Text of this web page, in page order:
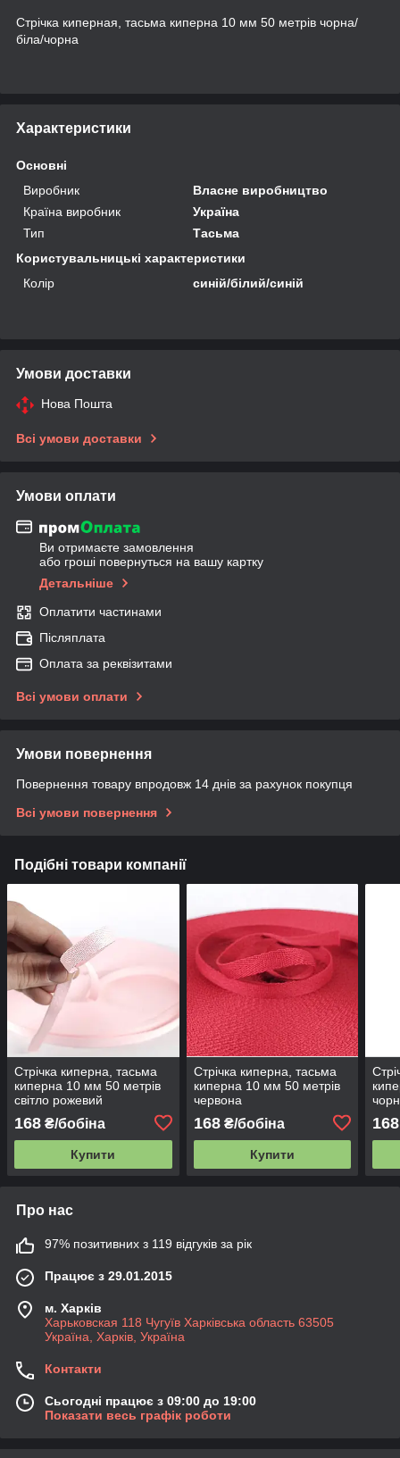
Стрічка киперная, тасьма киперна 10 мм 50 метрів чорна/
біла/чорна
Характеристики
Основні
Виробник
Власне виробництво
Країна виробник
Україна
Тип
Тасьма
Користувальницькі характеристики
Колір
синій/білий/синій
Умови доставки
Нова Пошта
Всі умови доставки
Умови оплати
Ви отримаєте замовлення
або гроші повернуться на вашу картку
Детальніше
Оплатити частинами
Післяплата
Оплата за реквізитами
Всі умови оплати
Умови повернення
Повернення товару впродовж 14 днів за рахунок покупця
Всі умови повернення
Подібні товари компанії
Стрічка киперна, тасьма
киперна 10 мм 50 метрів
світло рожевий
168 ₴/бобіна
Купити
Стрічка киперна, тасьма
киперна 10 мм 50 метрів
червона
168₴/бобіна
Купити
168
Про нас
97% позитивних з 119 відгуків за рік
Працює з 29.01.2015
м. Харків
Харьковская 118 Чугуїв Харківська область 63505
Україна, Харків, Україна
Контакти
Сьогодні працює з 09:00 до 19:00
Показати весь графік роботи